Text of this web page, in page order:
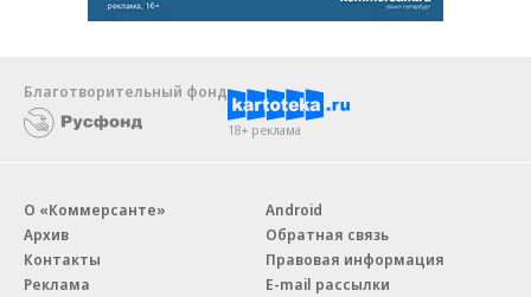
Благотворительный фонд
18+ реклама
О «Коммерсанте»
Архив
Контакты
Реклама
Android
Обратная связь
Правовая информация
E-mail рассылки